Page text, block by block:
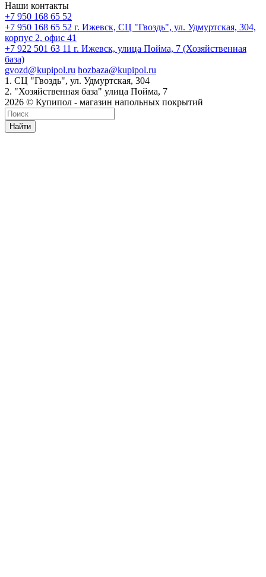
Наши контакты
+7 950 168 65 52
+7 950 168 65 52 г. Ижевск, СЦ "Гвоздь", ул. Удмуртская, 304,
корпус 2, офис 41
+7 922 501 63 11 г. Ижевск, улица Пойма, 7 (Хозяйственная
база)
gvozd@kupipol.ru hozbaza@kupipol.ru
1. СЦ "Гвоздь", ул. Удмуртская, 304
2. "Хозяйственная база" улица Пойма, 7
2026 © Купипол - магазин напольных покрытий
Найти